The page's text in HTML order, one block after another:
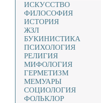
ИСКУССТВО
ФИЛОСОФИЯ
ИСТОРИЯ
ЖЗЛ
БУКИНИСТИКА
ПСИХОЛОГИЯ
РЕЛИГИЯ
МИФОЛОГИЯ
ГЕРМЕТИЗМ
МЕМУАРЫ
СОЦИОЛОГИЯ
ФОЛЬКЛОР